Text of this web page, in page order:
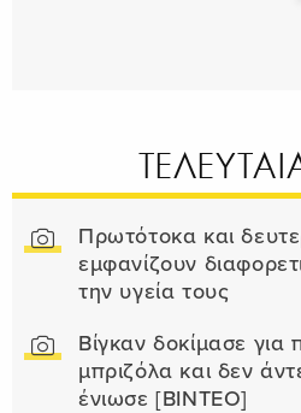
Πρωτότοκα και
εμφανίζουν
την υγεία τους
Βίγκαν δοκίμασε
μπριζόλα και δεν
ένιωσε [ΒΙΝΤΕΟ]